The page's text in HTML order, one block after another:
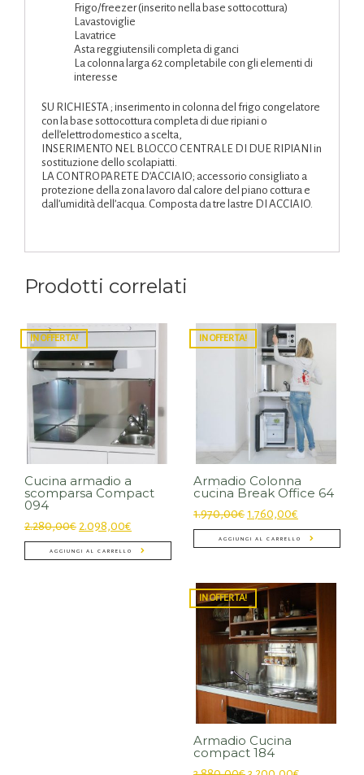
Frigo/freezer (inserito nella base sottocottura)
Lavastoviglie
Lavatrice
Asta reggiutensili completa di ganci
La colonna larga 62 completabile con gli elementi di
interesse
SU RICHIESTA ; inserimento in colonna del frigo congelatore
con la base sottocottura completa di due ripiani o
dell’elettrodomestico a scelta,
INSERIMENTO NEL BLOCCO CENTRALE DI DUE RIPIANI in
sostituzione dello scolapiatti.
LA CONTROPARETE D’ACCIAIO; accessorio consigliato a
protezione della zona lavoro dal calore del piano cottura e
dall’umidità dell’acqua. Composta da tre lastre DI ACCIAIO.
Prodotti correlati
IN OFFERTA!
Cucina armadio a
scomparsa Compact
094
2.280,00€ 2.098,00€
AGGIUNGI AL CARRELLO
IN OFFERTA!
Armadio Colonna
cucina Break Office 64
1.970,00€1.760,00€
AGGIUNGI AL CARRELLO
IN OFFERTA!
Armadio Cucina
compact 184